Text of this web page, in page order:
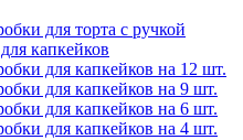
для торта с ручкой
капкейков
для капкейков на 12 шт.
для капкейков на 9 шт.
для капкейков на 6 шт.
для капкейков на 4 шт.